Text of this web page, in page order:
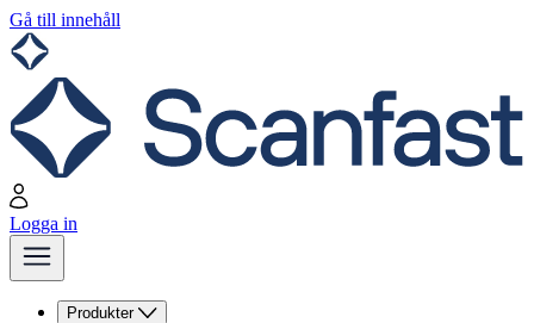
Gå till innehåll
Logga in
Produkter